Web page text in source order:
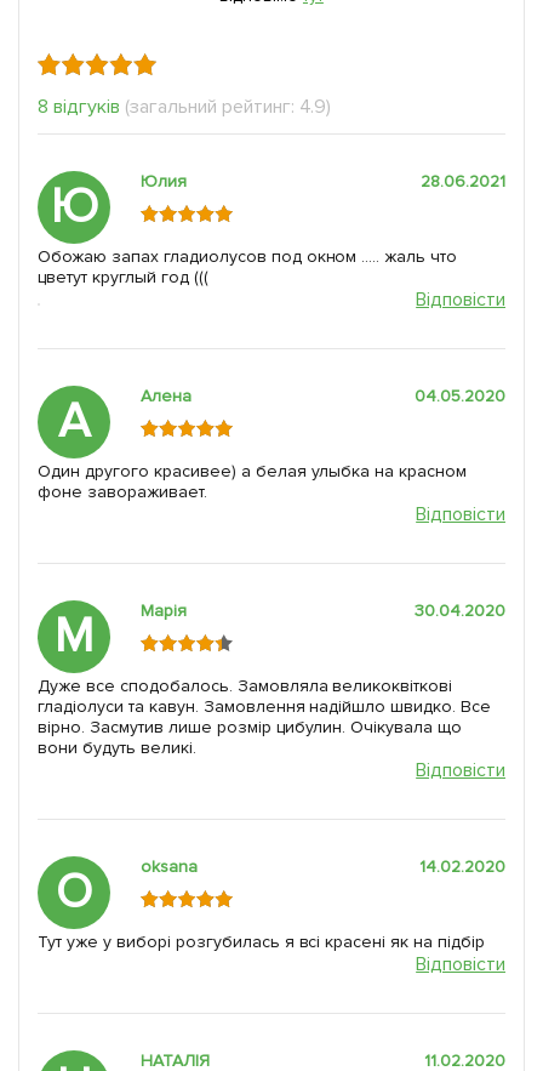
8 відгуків (загальний рейтинг: 4.9)
Ю Юлия 28.06.2021
Обожаю запах гладиолусов под окном ..... жаль что
цветут круглый год (((
Відповісти
А Алена 04.05.2020
Один другого красивее) а белая улыбка на красном
фоне завораживает.
Відповісти
М Марія 30.04.2020
Дуже все сподобалось. Замовляла великоквіткові
гладіолуси та кавун. Замовлення надійшло швидко. Все
вірно. Засмутив лише розмір цибулин. Очікувала що
вони будуть великі.
Відповісти
O oksanа 14.02.2020
Тут уже у виборі розгубилась я всі красені як на підбір
Відповісти
НАТАЛІЯ 11.02.2020